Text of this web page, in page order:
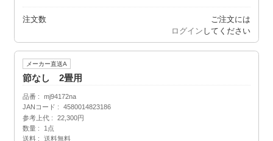
注文数
ご注文には
ログイン してください
メーカー直送A
節なし 2畳用
品番
mj94172na
JANコード
4580014823186
参考上代
22,300円
数量
1点
送料
送料無料